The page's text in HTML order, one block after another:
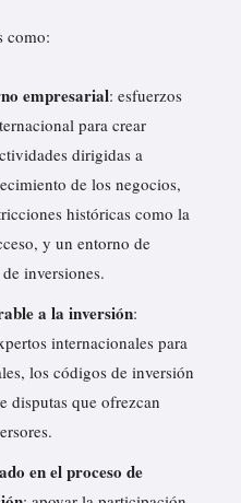
como:
empresarial: esfuerzos
para crear
dirigidas a
de los negocios,
históricas como la
y un entorno de
inversiones.
a la inversión:
internacionales para
los códigos de inversión
disputas que ofrezcan
en el proceso de